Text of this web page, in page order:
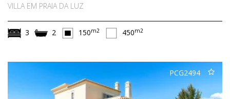
VILLA EM PRAIA DA LUZ
3 2 150m2 450m2
PCG2494